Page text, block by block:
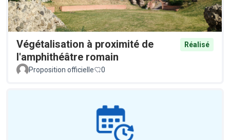
Végétalisation à proximité de
l'amphithéâtre romain
Réalisé
Proposition officielle 0